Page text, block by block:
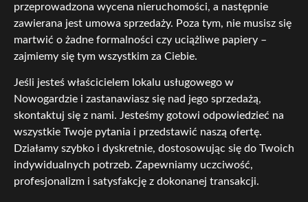
przeprowadzona wycena nieruchomości, a następnie
zawierana jest umowa sprzedaży. Poza tym, nie musisz się
martwić o żadne formalności czy uciążliwe papiery –
zajmiemy się tym wszystkim za Ciebie.
Jeśli jesteś właścicielem lokalu usługowego w
Nowogardzie i zastanawiasz się nad jego sprzedażą,
skontaktuj się z nami. Jesteśmy gotowi odpowiedzieć na
wszystkie Twoje pytania i przedstawić naszą ofertę.
Działamy szybko i dyskretnie, dostosowując się do Twoich
indywidualnych potrzeb. Zapewniamy uczciwość,
profesjonalizm i satysfakcję z dokonanej transakcji.